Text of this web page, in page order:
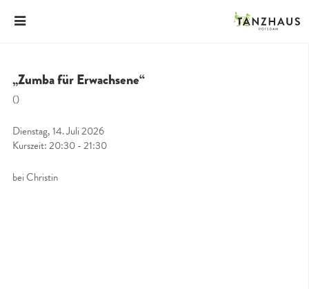
„Zumba für Erwachsene“
()
Dienstag, 14. Juli 2026
Kurszeit: 20:30 - 21:30
bei Christin